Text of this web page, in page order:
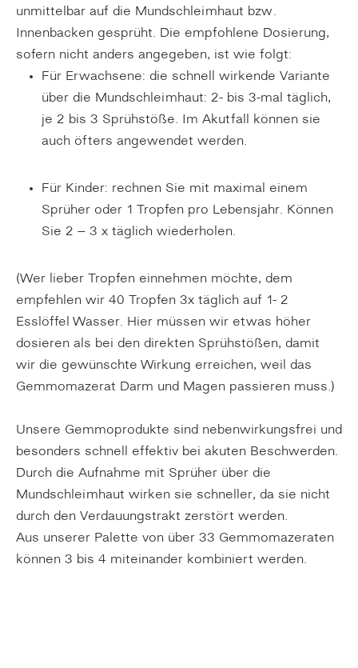
unmittelbar auf die Mundschleimhaut bzw.
Innenbacken gesprüht. Die empfohlene Dosierung,
sofern nicht anders angegeben, ist wie folgt:
Für Erwachsene: die schnell wirkende Variante
über die Mundschleimhaut: 2- bis 3-mal täglich,
je 2 bis 3 Sprühstöße. Im Akutfall können sie
auch öfters angewendet werden.
Für Kinder: rechnen Sie mit maximal einem
Sprüher oder 1 Tropfen pro Lebensjahr. Können
Sie 2 – 3 x täglich wiederholen.
(Wer lieber Tropfen einnehmen möchte, dem
empfehlen wir 40 Tropfen 3x täglich auf 1- 2
Esslöffel Wasser. Hier müssen wir etwas höher
dosieren als bei den direkten Sprühstößen, damit
wir die gewünschte Wirkung erreichen, weil das
Gemmomazerat Darm und Magen passieren muss.)
Unsere Gemmoprodukte sind nebenwirkungsfrei und
besonders schnell effektiv bei akuten Beschwerden.
Durch die Aufnahme mit Sprüher über die
Mundschleimhaut wirken sie schneller, da sie nicht
durch den Verdauungstrakt zerstört werden.
Aus unserer Palette von über 33 Gemmomazeraten
können 3 bis 4 miteinander kombiniert werden.